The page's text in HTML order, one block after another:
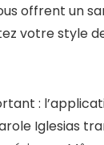
offrent un
votre style
:
Iglesias